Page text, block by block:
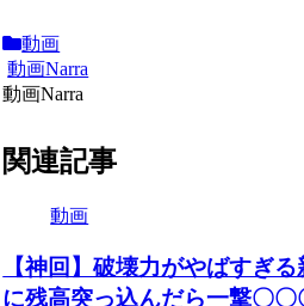
動画
動画Narra
動画Narra
関連記事
動画
【神回】破壊力がやばすぎる
に残高突っ込んだら一撃〇〇